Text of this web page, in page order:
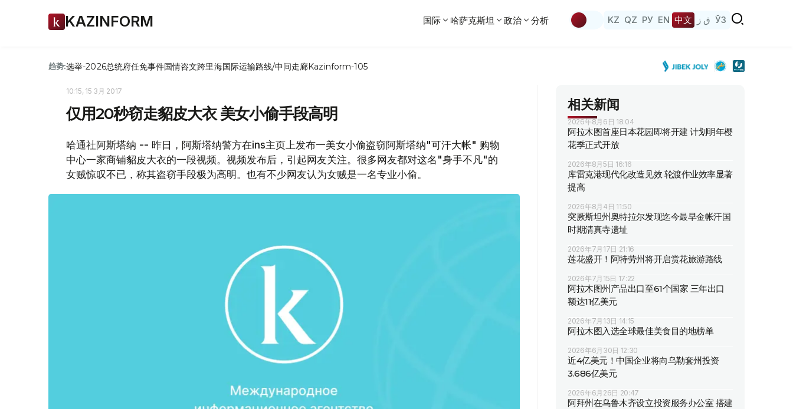
KAZINFORM 国际 哈萨克斯坦 政治 分析 KZ QZ РУ EN 中文 ق ز ЎЗ
趋势:选举-2026总统府任免事件国情咨文跨里海国际运输路线/中间走廊Kazinform-105
10:15, 15 3月 2017
仅用20秒窃走貂皮大衣 美女小偷手段高明
哈通社阿斯塔纳 -- 昨日，阿斯塔纳警方在ins主页上发布一美女小偷盗窃阿斯塔纳"可汗大帐" 购物
中心一家商铺貂皮大衣的一段视频。视频发布后，引起网友关注。很多网友都对这名"身手不凡"的
女贼惊叹不已，称其盗窃手段极为高明。也有不少网友认为女贼是一名专业小偷。
相关新闻
2026年8月6日 18:04
阿拉木图首座日本花园即将开建 计划明年樱
花季正式开放
2026年8月5日 16:16
库雷克港现代化改造见效 轮渡作业效率显著
提高
2026年8月4日 11:50
突厥斯坦州奥特拉尔发现迄今最早金帐汗国
时期清真寺遗址
2026年7月17日 21:16
莲花盛开！阿特劳州将开启赏花旅游路线
2026年7月15日 17:22
阿拉木图州产品出口至61个国家 三年出口
额达11亿美元
2026年7月13日 14:15
阿拉木图入选全球最佳美食目的地榜单
2026年6月30日 12:30
近4亿美元！中国企业将向乌勒套州投资
3.686亿美元
2026年6月26日 20:47
阿拜州在乌鲁木齐设立投资服务办公室 搭建